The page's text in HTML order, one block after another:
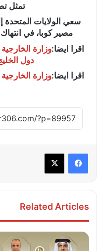
تمثل
سعي الولايات
مصير كوبا، في
اقرا ايضا:وزارة
دول
اقرا ايضا:
Related Articles